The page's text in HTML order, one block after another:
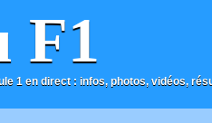
F1
1 en direct : infos, photos, vidéos,